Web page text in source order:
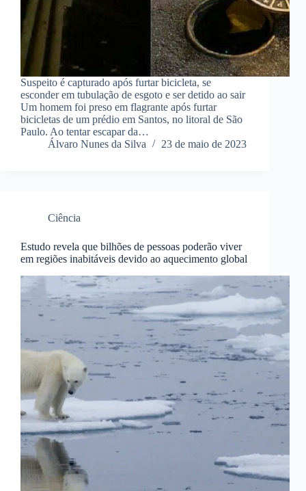
Suspeito é capturado após furtar bicicleta, se
esconder em tubulação de esgoto e ser detido ao sair
Um homem foi preso em flagrante após furtar
bicicletas de um prédio em Santos, no litoral de São
Paulo. Ao tentar escapar da…
Álvaro Nunes da Silva
23 de maio de 2023
Ciência
Estudo revela que bilhões de pessoas poderão viver
em regiões inabitáveis devido ao aquecimento global